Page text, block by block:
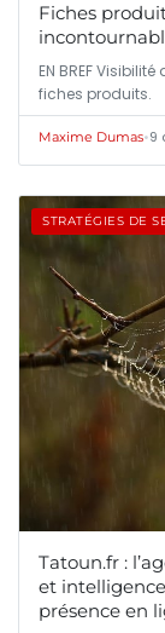
Fiches
EN BREF
fiches produits.
Maxime Dumas•9
STRATÉGIES DE
Tatoun.fr :
et
présence en